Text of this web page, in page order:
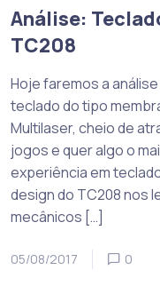
Análise:
TC208
Hoje faremos a
teclado do tipo
Multilaser, cheio de
jogos e quer algo o
experiência em
design do TC208 nos
mecânicos […]
05/08/2017 0